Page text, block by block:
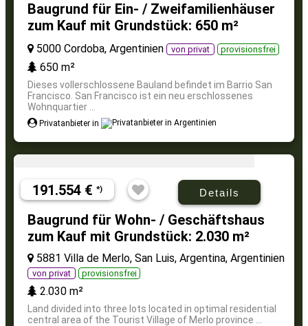
Baugrund für Ein- / Zweifamilienhäuser
zum Kauf mit Grundstück: 650 m²
5000 Cordoba, Argentinien von privat provisionsfrei
650 m²
Dieses vollerschlossene Bauland befindet im Barrio San
Francisco. San Francisco ist ein neu erschlossenes
Wohnquartier ...
Privatanbieter in
191.554 € *) Details
Baugrund für Wohn- / Geschäftshaus
zum Kauf mit Grundstück: 2.030 m²
5881 Villa de Merlo, San Luis, Argentina, Argentinien
von privat provisionsfrei
2.030 m²
Land divided into three lots located in optimal residential
central area of the Tourist Village of Merlo province ...